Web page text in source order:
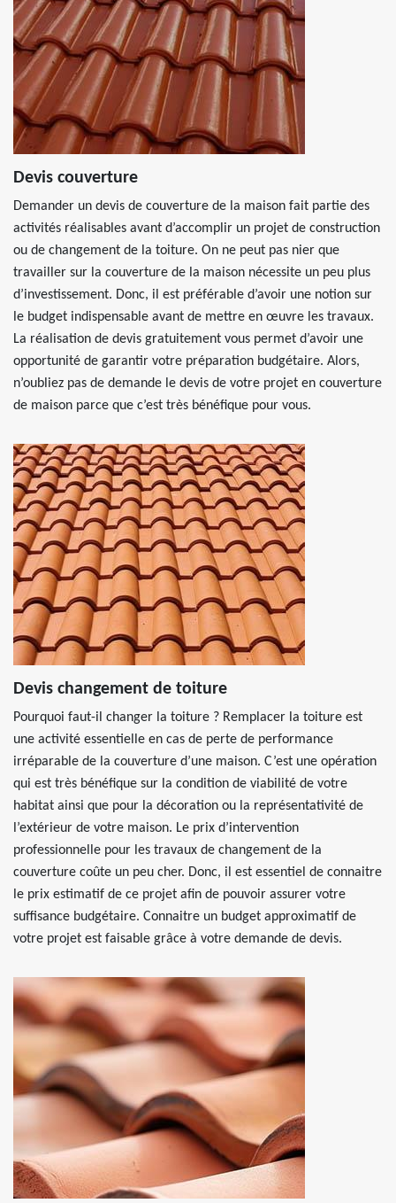
Devis couverture
Demander un devis de couverture de la maison fait partie des
activités réalisables avant d’accomplir un projet de construction
ou de changement de la toiture. On ne peut pas nier que
travailler sur la couverture de la maison nécessite un peu plus
d’investissement. Donc, il est préférable d’avoir une notion sur
le budget indispensable avant de mettre en œuvre les travaux.
La réalisation de devis gratuitement vous permet d’avoir une
opportunité de garantir votre préparation budgétaire. Alors,
n’oubliez pas de demande le devis de votre projet en couverture
de maison parce que c’est très bénéfique pour vous.
Devis changement de toiture
Pourquoi faut-il changer la toiture ? Remplacer la toiture est
une activité essentielle en cas de perte de performance
irréparable de la couverture d’une maison. C’est une opération
qui est très bénéfique sur la condition de viabilité de votre
habitat ainsi que pour la décoration ou la représentativité de
l’extérieur de votre maison. Le prix d’intervention
professionnelle pour les travaux de changement de la
couverture coûte un peu cher. Donc, il est essentiel de connaitre
le prix estimatif de ce projet afin de pouvoir assurer votre
suffisance budgétaire. Connaitre un budget approximatif de
votre projet est faisable grâce à votre demande de devis.